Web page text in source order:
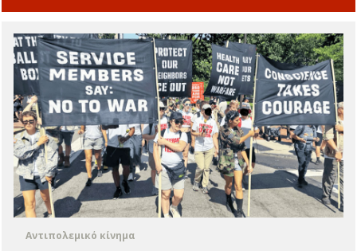
Αντιπολεμικό κίνημα